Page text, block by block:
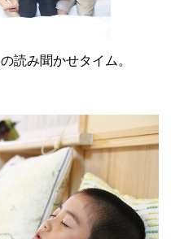
読み聞かせタイム。